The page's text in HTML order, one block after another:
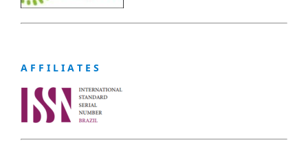
A F F I L I A T E S